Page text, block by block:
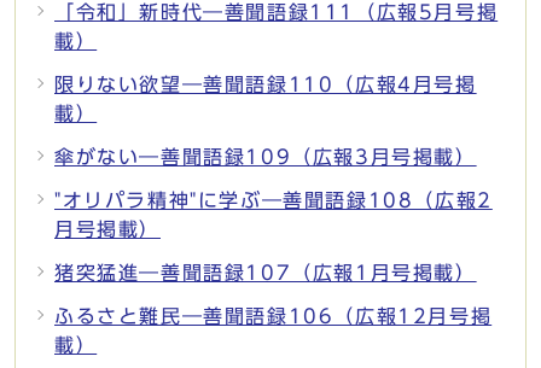
「令和」新時代―善聞語録111（広報5月号掲
載）
限りない欲望―善聞語録110（広報4月号掲
載）
傘がない―善聞語録109（広報3月号掲載）
"オリパラ精神"に学ぶ―善聞語録108（広報2
月号掲載）
猪突猛進―善聞語録107（広報1月号掲載）
ふるさと難民―善聞語録106（広報12月号掲
載）